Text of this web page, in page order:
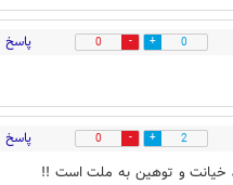
0
0 پاسخ
2
0 پاسخ
خیانت و توهین به ملت است !!